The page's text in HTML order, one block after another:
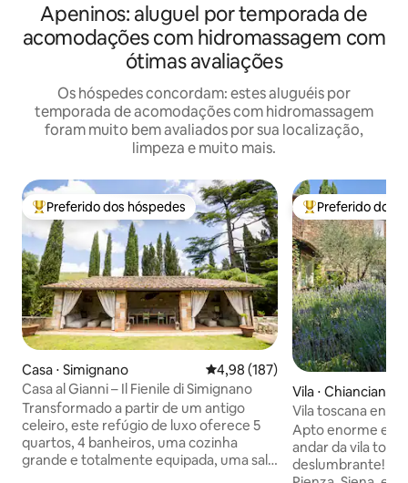
Apeninos: aluguel por temporada de
acomodações com hidromassagem com
ótimas avaliações
Os hóspedes concordam: estes aluguéis por
temporada de acomodações com hidromassagem
foram muito bem avaliados por sua localização,
limpeza e muito mais.
Entre os melhores preferidos dos hóspedes
Preferido dos hóspedes
Casa ⋅ Simignano 4,98 de uma avaliação média de
4,98 (187)
Casa al Gianni – Il Fienile di Simignano
Transformado a partir de um antigo
celeiro, este refúgio de luxo oferece 5
quartos, 4 banheiros, uma cozinha
grande e totalmente equipada, uma sala
Entre os
Preferido dos
Vila ⋅ Chianciano
Vila toscana
família e amigos
Apto enorme e
andar da vila
deslumbrante!